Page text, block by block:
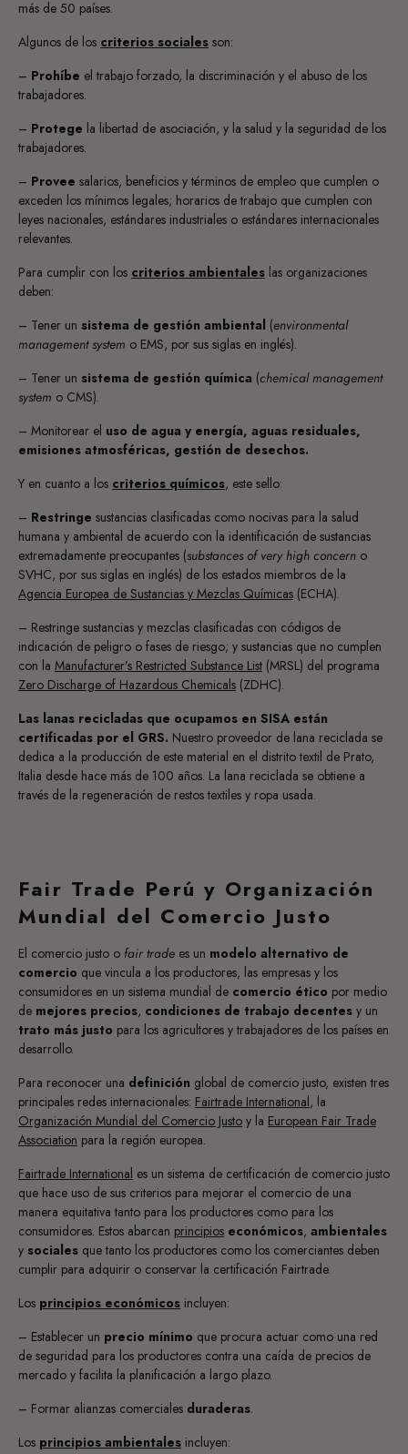
más de 50 países.
Algunos de los criterios sociales son:
– Prohíbe el trabajo forzado, la discriminación y el abuso de los
trabajadores.
– Protege la libertad de asociación, y la salud y la seguridad de los
trabajadores.
– Provee salarios, beneficios y términos de empleo que cumplen o
exceden los mínimos legales; horarios de trabajo que cumplen con
leyes nacionales, estándares industriales o estándares internacionales
relevantes.
Para cumplir con los criterios ambientales las organizaciones
deben:
– Tener un sistema de gestión ambiental (environmental
management system o EMS, por sus siglas en inglés).
– Tener un sistema de gestión química (chemical management
system o CMS).
– Monitorear el uso de agua y energía, aguas residuales,
emisiones atmosféricas, gestión de desechos.
Y en cuanto a los criterios químicos, este sello:
– Restringe sustancias clasificadas como nocivas para la salud
humana y ambiental de acuerdo con la identificación de sustancias
extremadamente preocupantes (substances of very high concern o
SVHC, por sus siglas en inglés) de los estados miembros de la
Agencia Europea de Sustancias y Mezclas Químicas (ECHA).
– Restringe sustancias y mezclas clasificadas con códigos de
indicación de peligro o fases de riesgo; y sustancias que no cumplen
con la Manufacturer’s Restricted Substance List (MRSL) del programa
Zero Discharge of Hazardous Chemicals (ZDHC).
Las lanas recicladas que ocupamos en SISA están
certificadas por el GRS. Nuestro proveedor de lana reciclada se
dedica a la producción de este material en el distrito textil de Prato,
Italia desde hace más de 100 años. La lana reciclada se obtiene a
través de la regeneración de restos textiles y ropa usada.
Fair Trade Perú y Organización
Mundial del Comercio Justo
El comercio justo o fair trade es un modelo alternativo de
comercio que vincula a los productores, las empresas y los
consumidores en un sistema mundial de comercio ético por medio
de mejores precios, condiciones de trabajo decentes y un
trato más justo para los agricultores y trabajadores de los países en
desarrollo.
Para reconocer una definición global de comercio justo, existen tres
principales redes internacionales: Fairtrade International, la
Organización Mundial del Comercio Justo y la European Fair Trade
Association para la región europea.
Fairtrade International es un sistema de certificación de comercio justo
que hace uso de sus criterios para mejorar el comercio de una
manera equitativa tanto para los productores como para los
consumidores. Estos abarcan principios económicos, ambientales
y sociales que tanto los productores como los comerciantes deben
cumplir para adquirir o conservar la certificación Fairtrade.
Los principios económicos incluyen:
– Establecer un precio mínimo que procura actuar como una red
de seguridad para los productores contra una caída de precios de
mercado y facilita la planificación a largo plazo.
– Formar alianzas comerciales duraderas.
Los principios ambientales incluyen: